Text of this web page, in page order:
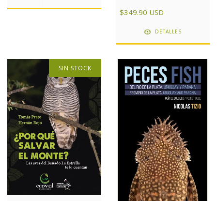
$349.90 USD
DETALLES
SIN STOCK